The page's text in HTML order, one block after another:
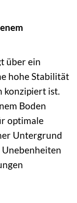
über ein
hohe Stabilität
konzipiert ist.
Boden
optimale
Untergrund